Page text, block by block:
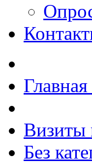
Главная
Визиты
Без